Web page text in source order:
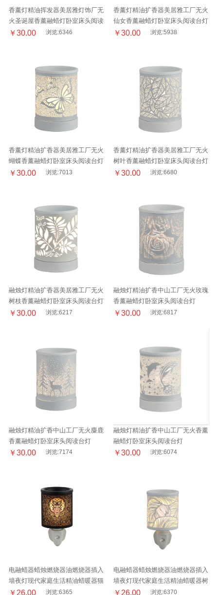
香薰灯精油挥发器美居雅灯饰厂无
火圣诞屋香薰融蜡灯卧室床头阅读
台灯
￥30.00 浏览:6346
香薰灯精油扩香器美居雅工厂无火
仙女香薰融蜡灯卧室床头阅读台灯
￥30.00 浏览:5938
香薰灯精油扩香器美居雅工厂无火
蝴蝶香薰融蜡灯卧室床头阅读台灯
￥30.00 浏览:7013
香薰灯精油扩香器美居雅工厂无火
树叶香薰融蜡灯卧室床头阅读台灯
￥30.00 浏览:6680
融烛灯精油扩香器美居雅工厂无火
树枝香薰融蜡灯卧室床头阅读台灯
￥30.00 浏览:6217
融烛灯精油扩香中山工厂无火玫瑰
香薰融蜡灯卧室床头阅读台灯
￥30.00 浏览:6817
融烛灯精油扩香中山工厂无火麋鹿
香薰融蜡灯卧室床头阅读台灯
￥30.00 浏览:7174
融烛灯精油扩香中山工厂无火香薰
融蜡灯卧室床头阅读台灯
￥30.00 浏览:6074
电融蜡器蜡烛燃烧器油燃烧器插入
墙夜灯现代家庭生活精油蜡暖器猫
头鹰壁灯
￥26.00 浏览:6365
电融蜡器蜡烛燃烧器油燃烧器插入
墙夜灯现代家庭生活精油蜡暖器树
叶壁灯
￥26.00 浏览:6370